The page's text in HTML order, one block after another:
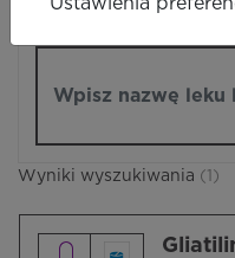
Wyniki wyszukiwania (1)